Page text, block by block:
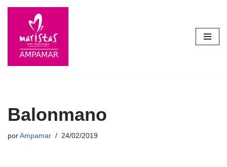
contenido
Balonmano
por Ampamar 24/02/2019